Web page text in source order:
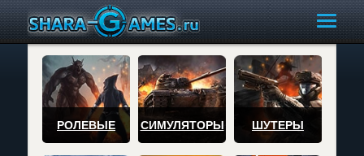
РОЛЕВЫЕ СИМУЛЯТОРЫ ШУТЕРЫ